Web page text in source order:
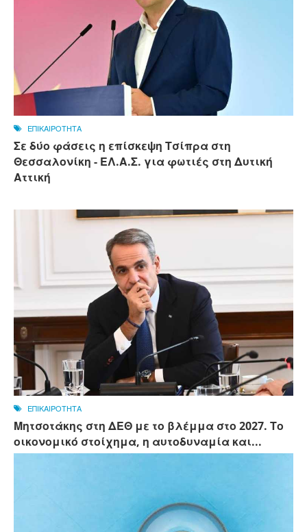
ΕΠΙΚΑΙΡΟΤΗΤΑ
Σε δύο φάσεις η επίσκεψη Τσίπρα στη
Θεσσαλονίκη - ΕΛ.Α.Σ. για φωτιές στη Δυτική
Αττική
ΕΠΙΚΑΙΡΟΤΗΤΑ
Μητσοτάκης στη ΔΕΘ με το βλέμμα στο 2027. Το
οικονομικό στοίχημα, η αυτοδυναμία και...